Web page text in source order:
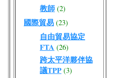
教師 (2)
國際貿易 (23)
自由貿易協定
FTA (26)
跨太平洋夥伴協
議TPP (3)